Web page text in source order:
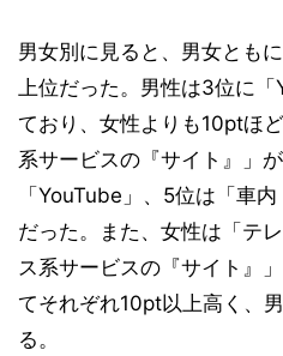
男女別に見ると、男女とも
上位だった。男性は3位に
ており、女性よりも10ptほ
系サービスの『サイト』」
「YouTube」、5位は「車
だった。また、女性は「テ
ス系サービスの『サイト』
てそれぞれ10pt以上高く、
る。